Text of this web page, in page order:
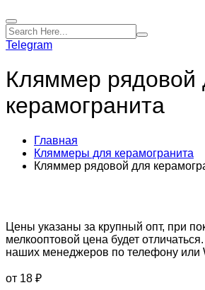
Telegram
Кляммер рядовой
керамогранита
Главная
Кляммеры для керамогранита
Кляммер рядовой для
Цены указаны за крупный опт, при
мелкооптовой цена будет
наших менеджеров по телефону или
от 18 ₽